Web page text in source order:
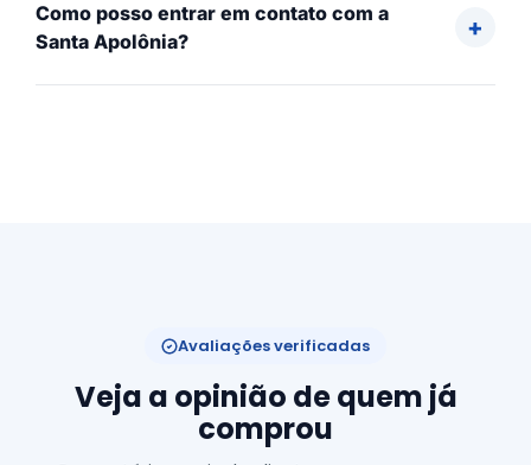
Como posso entrar em contato com a
Santa Apolônia?
Avaliações verificadas
Veja a opinião de quem já
comprou